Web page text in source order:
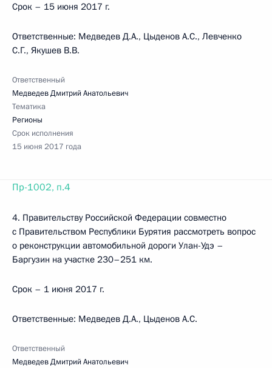
Срок – 15 июня 2017 г.
Ответственные: Медведев Д.А., Цыденов А.С., Левченко
С.Г., Якушев В.В.
Ответственный
Медведев Дмитрий Анатольевич
Тематика
Регионы
Срок исполнения
15 июня 2017 года
Пр-1002, п.4
4. Правительству Российской Федерации совместно
с Правительством Республики Бурятия рассмотреть вопрос
о реконструкции автомобильной дороги Улан-Удэ –
Баргузин на участке 230–251 км.
Срок – 1 июня 2017 г.
Ответственные: Медведев Д.А., Цыденов А.С.
Ответственный
Медведев Дмитрий Анатольевич